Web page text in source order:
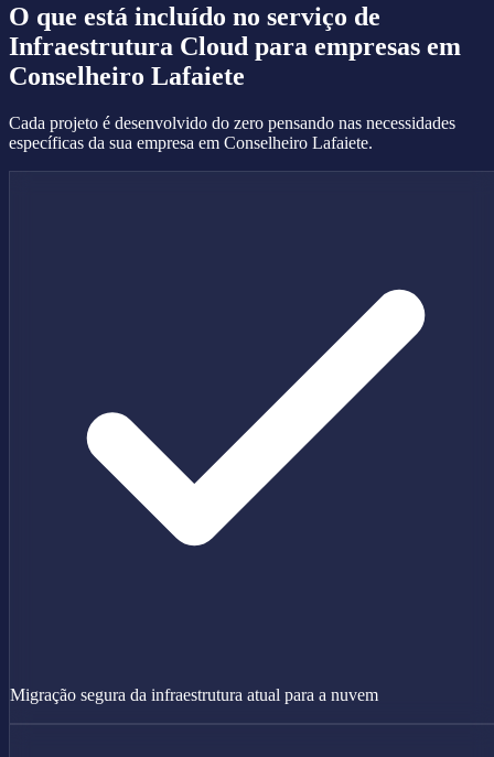
O que está incluído no serviço de
Infraestrutura Cloud para empresas em
Conselheiro Lafaiete
Cada projeto é desenvolvido do zero pensando nas necessidades
específicas da sua empresa em Conselheiro Lafaiete.
Migração segura da infraestrutura atual para a nuvem